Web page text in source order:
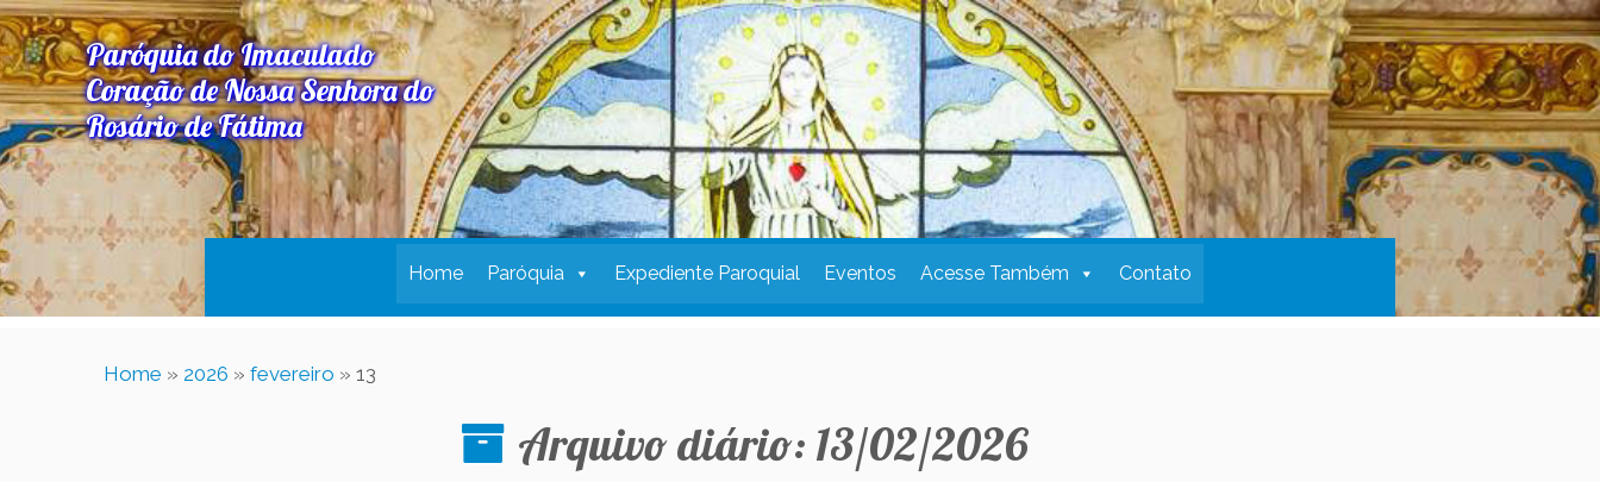
Paróquia do Imaculado
Coração de Nossa Senhora do
Rosário de Fátima
Home Paróquia Expediente Paroquial Eventos Acesse Também Contato
Home » 2026 » fevereiro » 13
Arquivo diário: 13/02/2026